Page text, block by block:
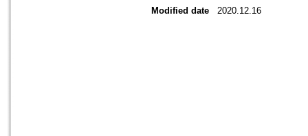
Modified date
2020.12.16